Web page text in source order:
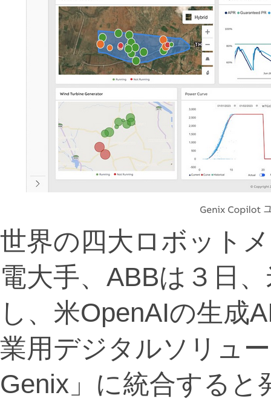
世界の四大ロボット
電大手、ABBは３日
し、米OpenAIの生成
業用デジタルソリュ
Genix」に統合すると